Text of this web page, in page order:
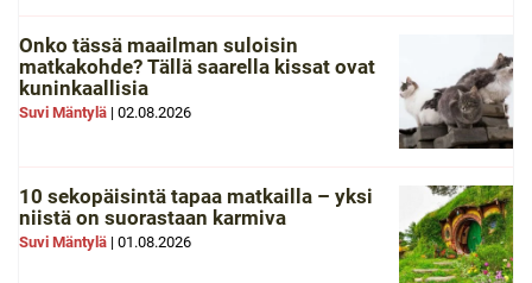
Onko tässä maailman suloisin
matkakohde? Tällä saarella kissat ovat
kuninkaallisia
Suvi Mäntylä | 02.08.2026
10 sekopäisintä tapaa matkailla – yksi
niistä on suorastaan karmiva
Suvi Mäntylä | 01.08.2026